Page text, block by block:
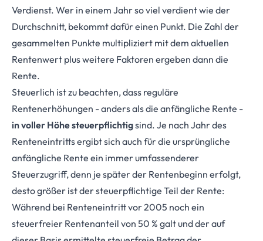
Verdienst. Wer in einem Jahr so viel verdient wie der
Durchschnitt, bekommt dafür einen Punkt. Die Zahl der
gesammelten Punkte multipliziert mit dem aktuellen
Rentenwert plus weitere Faktoren ergeben dann die
Rente.
Steuerlich ist zu beachten, dass reguläre
Rentenerhöhungen - anders als die anfängliche Rente -
in voller Höhe steuerpflichtigsind. Je nach Jahr des
Renteneintritts ergibt sich auch für die ursprüngliche
anfängliche Rente ein immer umfassenderer
Steuerzugriff, denn je später der Rentenbeginn erfolgt,
desto größer ist der steuerpflichtige Teil der Rente:
Während bei Renteneintritt vor 2005 noch ein
steuerfreier Rentenanteil von 50 % galt und der auf